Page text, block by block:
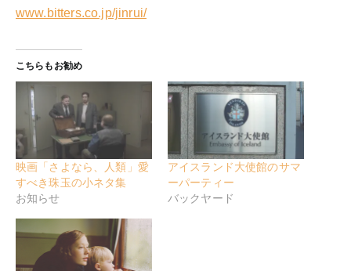
www.bitters.co.jp/jinrui/
こちらもお勧め
映画「さよなら、人類」愛
すべき珠玉の小ネタ集
お知らせ
アイスランド大使館のサマ
ーパーティー
バックヤード